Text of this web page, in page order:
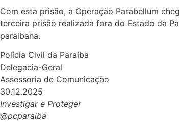
Com esta prisão, a Operação Parabellum
terceira prisão realizada fora do Estado da
paraibana.
Polícia Civil da Paraíba
Delegacia-Geral
Assessoria de Comunicação
30.12.2025
Investigar e Proteger
@pcparaiba